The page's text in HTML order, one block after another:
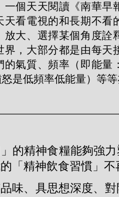
一個天天閱讀《南華早
天看電視的和長期不看
放大、選擇某個角度詮
界，大部分都是由每天
的氣質、頻率（即能量
是低頻率低能量）等
的精神食糧能夠強
「精神飲食習慣」不
味、具思想深度、